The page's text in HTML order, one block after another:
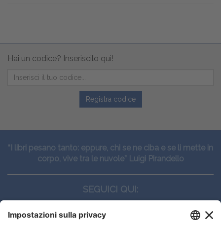
Hai un codice? Inseriscilo qui!
Registra codice
“I libri pesano tanto: eppure, chi se ne ciba e se li mette in
corpo, vive tra le nuvole” Luigi Pirandello
SEGUICI QUI: